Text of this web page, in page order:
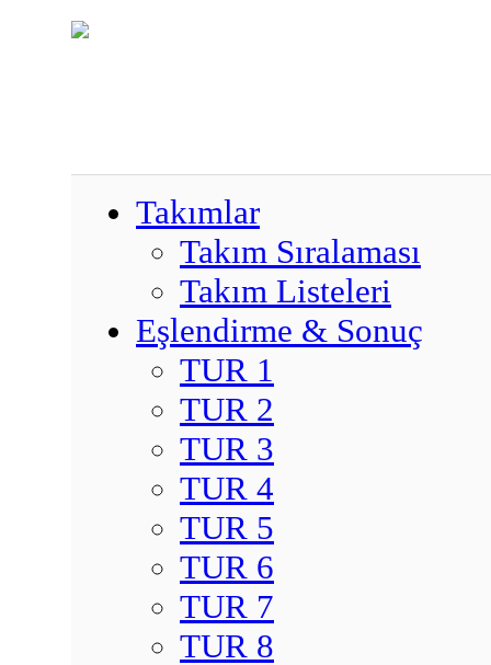
Takımlar
Takım Sıralaması
Takım Listeleri
Eşlendirme & Sonuç
TUR 1
TUR 2
TUR 3
TUR 4
TUR 5
TUR 6
TUR 7
TUR 8